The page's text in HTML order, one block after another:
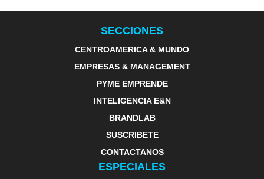
SECCIONES
CENTROAMERICA & MUNDO
EMPRESAS & MANAGEMENT
PYME EMPRENDE
INTELIGENCIA E&N
BRANDLAB
SUSCRIBETE
CONTACTANOS
ESPECIALES